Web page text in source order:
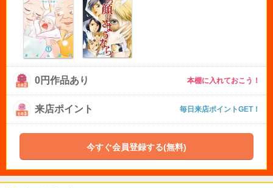
0円作品あり 本棚に入れておこう！
来店ポイント 毎日来店ポイントGET！
今すぐ会員登録する(無料)